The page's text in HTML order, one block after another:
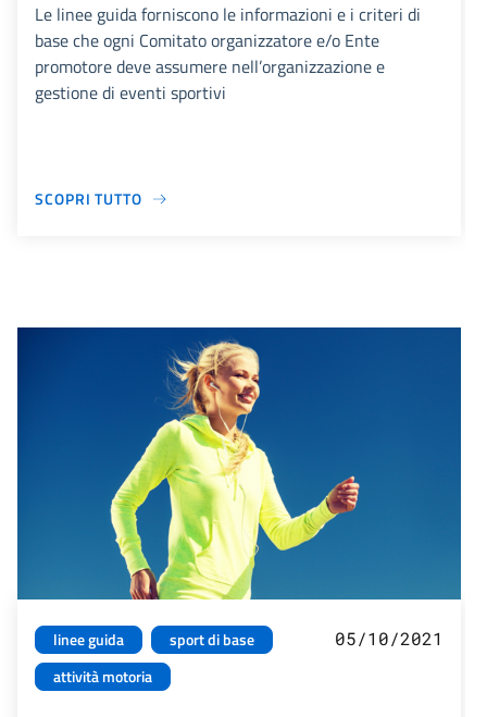
Le linee guida forniscono le informazioni e i criteri di
base che ogni Comitato organizzatore e/o Ente
promotore deve assumere nell’organizzazione e
gestione di eventi sportivi
SCOPRI TUTTO
linee guida
sport di base
attività motoria
05/10/2021